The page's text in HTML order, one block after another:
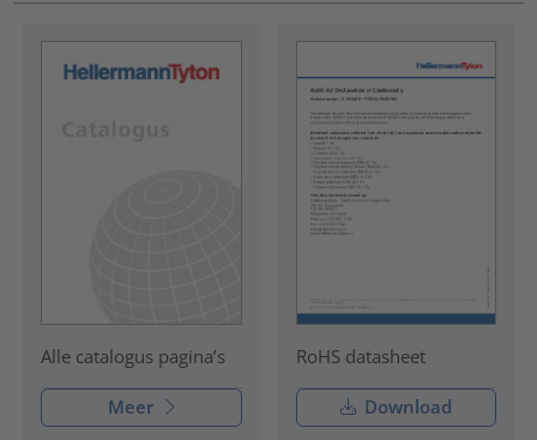
Alle catalogus pagina’s
Meer
RoHS datasheet
Download